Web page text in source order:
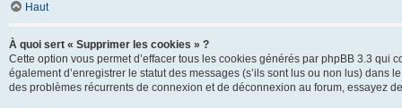
Haut
À quoi sert « Supprimer les cookies » ?
Cette option vous permet d’effacer tous les cookies générés par phpBB 3.3
également d’enregistrer le statut des messages (s’ils sont lus ou non lus)
des problèmes récurrents de connexion et de déconnexion au forum, essayez